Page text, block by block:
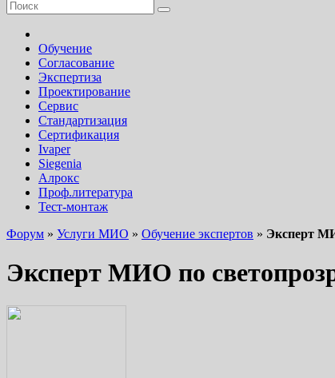
Обучение
Согласование
Экспертиза
Проектирование
Сервис
Стандартизация
Сертификация
Ivaper
Siegenia
Алрокс
Проф.литература
Тест-монтаж
Форум » Услуги МИО » Обучение экспертов » Эксперт
Эксперт МИО по